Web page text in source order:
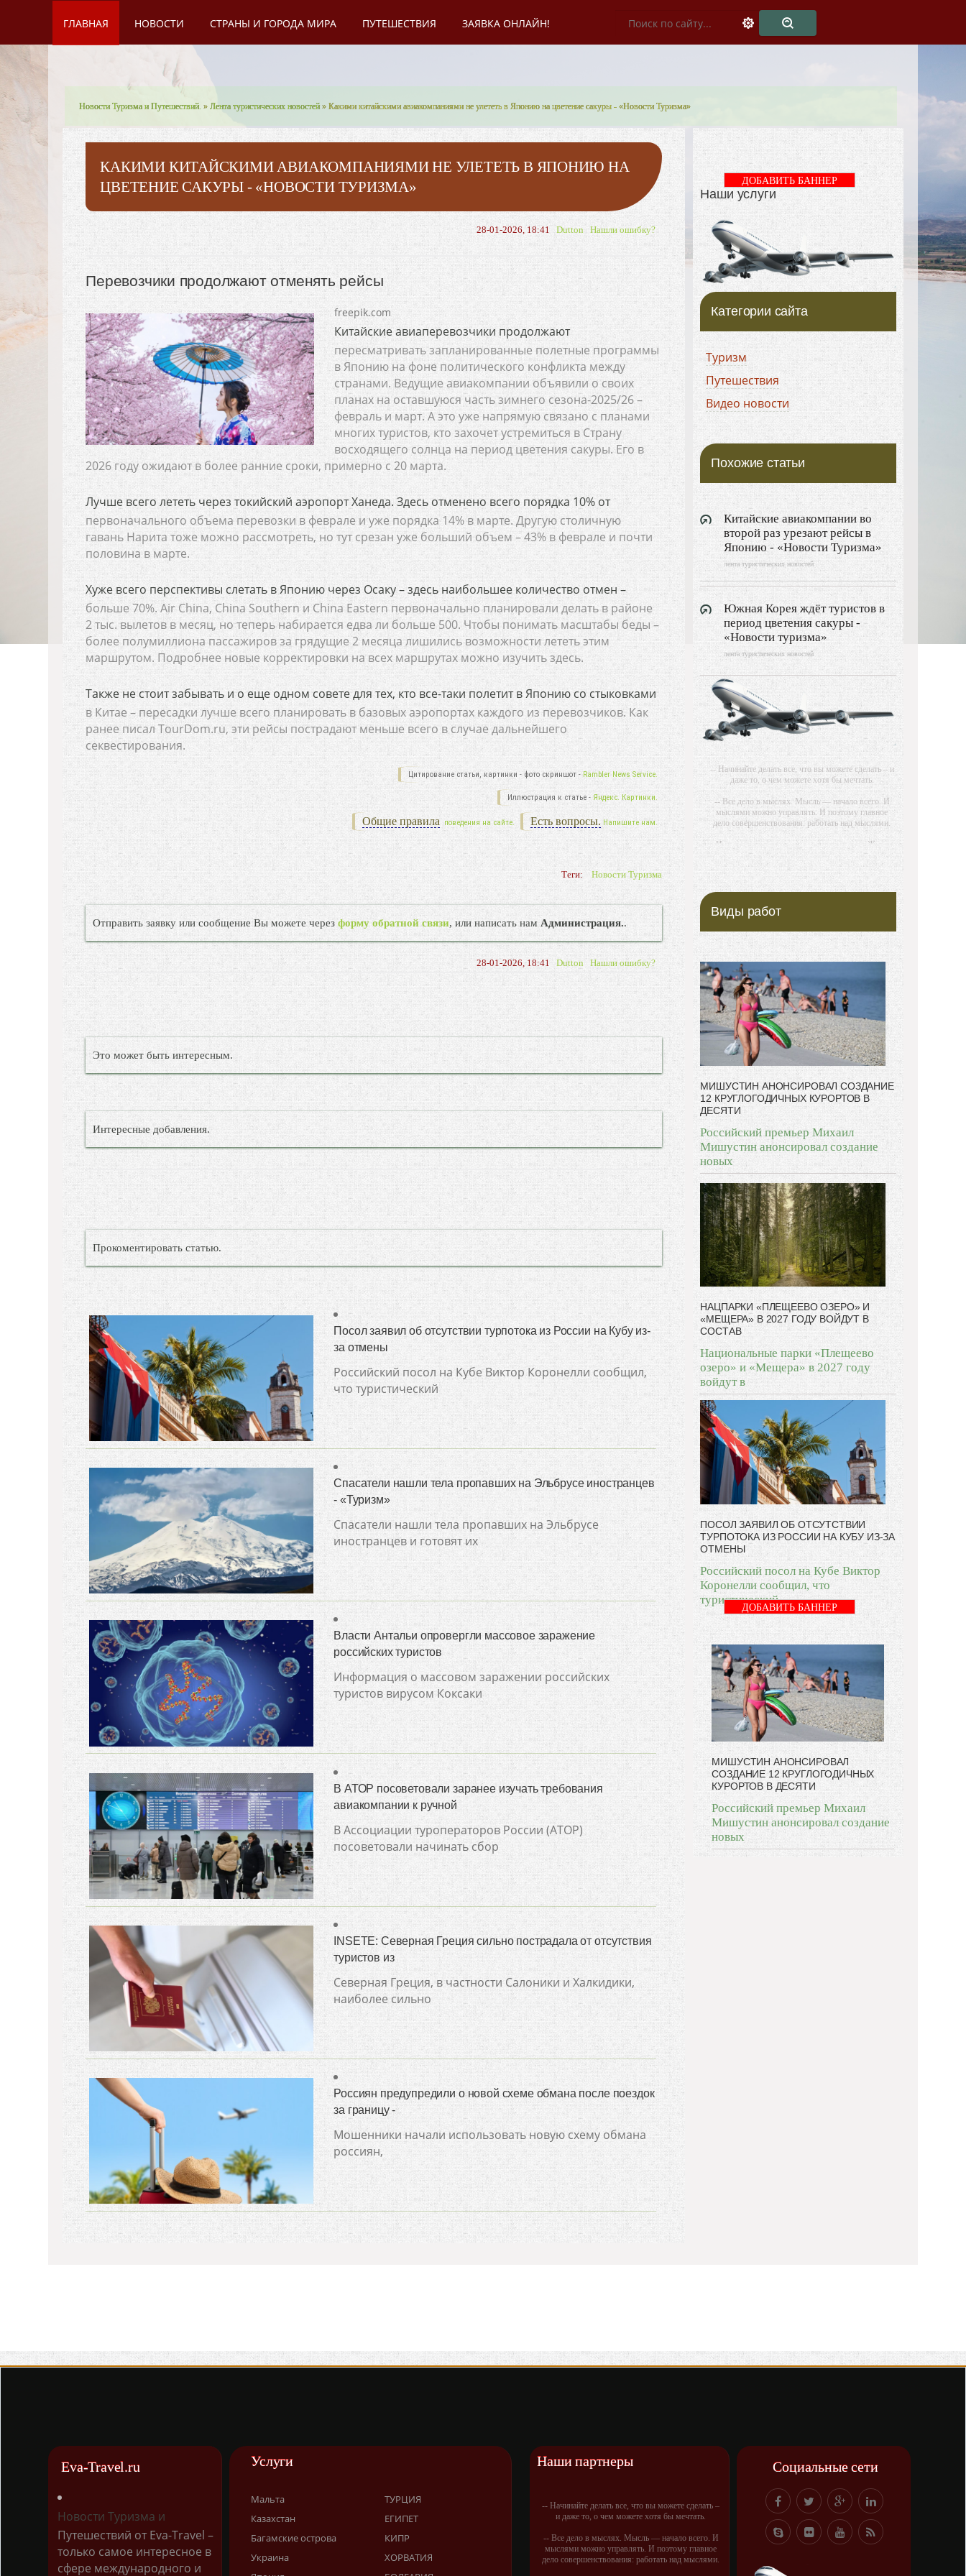
ГЛАВНАЯ НОВОСТИ СТРАНЫ И ГОРОДА МИРА ПУТЕШЕСТВИЯ ЗАЯВКА ОНЛАЙН!
Новости Туризма и Путешествий. »Лента туристических новостей » Какими китайскими авиакомпаниями не улететь в Японию на цветение сакуры - «Новости Туризма»
КАКИМИ КИТАЙСКИМИ АВИАКОМПАНИЯМИ НЕ УЛЕТЕТЬ В ЯПОНИЮ НА
ЦВЕТЕНИЕ САКУРЫ - «НОВОСТИ ТУРИЗМА»
28-01-2026, 18:41 Dutton Нашли ошибку?
Перевозчики продолжают отменять рейсы
freepik.com
Китайские авиаперевозчики продолжают
пересматривать запланированные полетные программы
в Японию на фоне политического конфликта между
странами. Ведущие авиакомпании объявили о своих
планах на оставшуюся часть зимнего сезона-2025/26 –
февраль и март. А это уже напрямую связано с планами
многих туристов, кто захочет устремиться в Страну
восходящего солнца на период цветения сакуры. Его в
2026 году ожидают в более ранние сроки, примерно с 20 марта.
Лучше всего лететь через токийский аэропорт Ханеда. Здесь отменено всего порядка 10% от
первоначального объема перевозки в феврале и уже порядка 14% в марте. Другую столичную
гавань Нарита тоже можно рассмотреть, но тут срезан уже больший объем – 43% в феврале и почти
половина в марте.
Хуже всего перспективы слетать в Японию через Осаку – здесь наибольшее количество отмен –
больше 70%. Air China, China Southern и China Eastern первоначально планировали делать в районе
2 тыс. вылетов в месяц, но теперь набирается едва ли больше 500. Чтобы понимать масштабы беды –
более полумиллиона пассажиров за грядущие 2 месяца лишились возможности лететь этим
маршрутом. Подробнее новые корректировки на всех маршрутах можно изучить здесь.
Также не стоит забывать и о еще одном совете для тех, кто все-таки полетит в Японию со стыковками
в Китае – пересадки лучше всего планировать в базовых аэропортах каждого из перевозчиков. Как
ранее писал TourDom.ru, эти рейсы пострадают меньше всего в случае дальнейшего
секвестирования.
Цитирование статьи, картинки - фото скриншот - Rambler News Service.
Иллюстрация к статье - Яндекс. Картинки.
Есть вопросы. Напишите нам.
Общие правила поведения на сайте.
Теги: Новости Туризма
Отправить заявку или сообщение Вы можете черезформу обратной связи, или написать нам Администрация..
28-01-2026, 18:41 Dutton Нашли ошибку?
Это может быть интересным.
Интересные добавления.
Прокоментировать статью.
Посол заявил об отсутствии турпотока из России на Кубу из-
за отмены
Российский посол на Кубе Виктор Коронелли сообщил,
что туристический
Спасатели нашли тела пропавших на Эльбрусе иностранцев
- «Туризм»
Спасатели нашли тела пропавших на Эльбрусе
иностранцев и готовят их
Власти Антальи опровергли массовое заражение
российских туристов
Информация о массовом заражении российских
туристов вирусом Коксаки
В АТОР посоветовали заранее изучать требования
авиакомпании к ручной
В Ассоциации туроператоров России (АТОР)
посоветовали начинать сбор
INSETE: Северная Греция сильно пострадала от отсутствия
туристов из
Северная Греция, в частности Салоники и Халкидики,
наиболее сильно
Россиян предупредили о новой схеме обмана после поездок
за границу -
Мошенники начали использовать новую схему обмана
россиян,
Наши услуги
ДОБАВИТЬ БАННЕР
Категории сайта
Туризм
Путешествия
Видео новости
Похожие статьи
Китайские авиакомпании во
второй раз урезают рейсы в
Японию - «Новости Туризма»
лента туристических новостей
Южная Корея ждёт туристов в
период цветения сакуры -
«Новости туризма»
лента туристических новостей
-- Начинайте делать все, что вы можете сделать – и
даже то, о чем можете хотя бы мечтать.
-- Все дело в мыслях. Мысль — начало всего. И
мыслями можно управлять. И поэтому главное
дело совершенствования: работать над мыслями.
-- Идите уверенно по направлению к мечте. Живите
той жизнью, которую вы сами себе придумали.
-- Самое большое богатство — это ум. Самая
большая нищета — глупость. Из всех страхов
-- Лучшее, что можно сделать с хорошим советом,
это пропустить его мимо ушей. Он никогда не
бывает полезен никому, кроме того, кто его дал.
-- Люблю давать советы и очень не люблю, когда их
дают мне.
Виды работ
МИШУСТИН АНОНСИРОВАЛ СОЗДАНИЕ
12 КРУГЛОГОДИЧНЫХ КУРОРТОВ В
ДЕСЯТИ
Российский премьер Михаил
Мишустин анонсировал создание
новых
НАЦПАРКИ «ПЛЕЩЕЕВО ОЗЕРО» И
«МЕЩЕРА» В 2027 ГОДУ ВОЙДУТ В
СОСТАВ
Национальные парки «Плещеево
озеро» и «Мещера» в 2027 году
войдут в
ПОСОЛ ЗАЯВИЛ ОБ ОТСУТСТВИИ
ТУРПОТОКА ИЗ РОССИИ НА КУБУ ИЗ-ЗА
ОТМЕНЫ
Российский посол на Кубе Виктор
Коронелли сообщил, что
туристический
ДОБАВИТЬ БАННЕР
МИШУСТИН АНОНСИРОВАЛ
СОЗДАНИЕ 12 КРУГЛОГОДИЧНЫХ
КУРОРТОВ В ДЕСЯТИ
Российский премьер Михаил
Мишустин анонсировал создание
новых
Eva-Travel.ru
Новости Туризма и
Путешествий от Eva-Travel –
только самое интересное в
сфере международного и
Услуги
Мальта
Казахстан
Багамские острова
Украина
ТУРЦИЯ
ЕГИПЕТ
КИПР
ХОРВАТИЯ
Наши партнеры
-- Начинайте делать все, что вы можете сделать –
и даже то, о чем можете хотя бы мечтать.
-- Все дело в мыслях. Мысль — начало всего. И
мыслями можно управлять. И поэтому главное
дело совершенствования: работать над мыслями.
Социальные сети